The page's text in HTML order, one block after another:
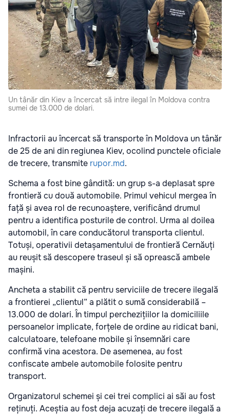
Un tânăr din Kiev a încercat să intre ilegal în Moldova contra
sumei de 13.000 de dolari.
Infractorii au încercat să transporte în Moldova un tânăr
de 25 de ani din regiunea Kiev, ocolind punctele oficiale
de trecere, transmite rupor.md.
Schema a fost bine gândită: un grup s-a deplasat spre
frontieră cu două automobile. Primul vehicul mergea în
față și avea rol de recunoaștere, verificând drumul
pentru a identifica posturile de control. Urma al doilea
automobil, în care conducătorul transporta clientul.
Totuși, operativii detașamentului de frontieră Cernăuți
au reușit să descopere traseul și să oprească ambele
mașini.
Ancheta a stabilit că pentru serviciile de trecere ilegală
a frontierei „clientul” a plătit o sumă considerabilă –
13.000 de dolari. În timpul perchezițiilor la domiciliile
persoanelor implicate, forțele de ordine au ridicat bani,
calculatoare, telefoane mobile și însemnări care
confirmă vina acestora. De asemenea, au fost
confiscate ambele automobile folosite pentru
transport.
Organizatorul schemei și cei trei complici ai săi au fost
reținuți. Aceștia au fost deja acuzați de trecere ilegală a